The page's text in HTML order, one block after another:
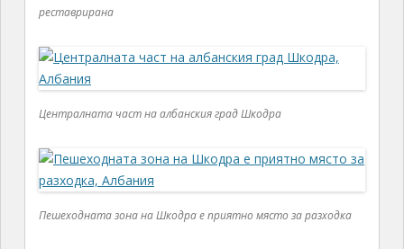
реставрирана
Централната част на албанския град Шкодра
Пешеходната зона на Шкодра е приятно място за разходка